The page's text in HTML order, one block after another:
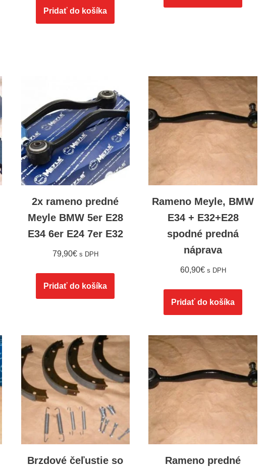
Pridať do košíka
2x rameno predné
Meyle BMW 5er E28
E34 6er E24 7er E32
79,90€ s DPH
Pridať do košíka
Rameno Meyle, BMW
E34 + E32+E28
spodné predná
náprava
60,90€ s DPH
Pridať do košíka
Brzdové čeľustie so
Rameno predné